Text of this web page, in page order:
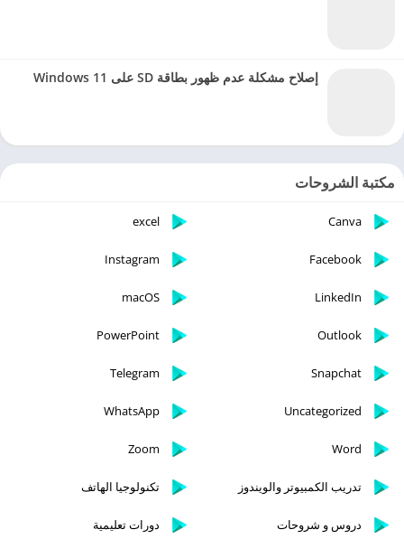
إصلاح مشكلة عدم ظهور بطاقة SD على Windows 11
مكتبة الشروحات
Canva
excel
Facebook
Instagram
LinkedIn
macOS
Outlook
PowerPoint
Snapchat
Telegram
Uncategorized
WhatsApp
Word
Zoom
تدريب الكمبيوتر والويندوز تكنولوجيا الهاتف
دروس و شروحات دورات تعليمية